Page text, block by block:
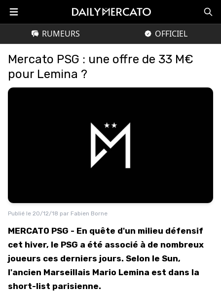
RUMEURS OFFICIEL
Mercato PSG : une offre de 33 M€
pour Lemina ?
Publié le 20/12/18 par Fabien Borne
MERCATO PSG - En quête d'un milieu défensif
cet hiver, le PSG a été associé à de nombreux
joueurs ces derniers jours. Selon le Sun,
l'ancien Marseillais Mario Lemina est dans la
short-list parisienne.